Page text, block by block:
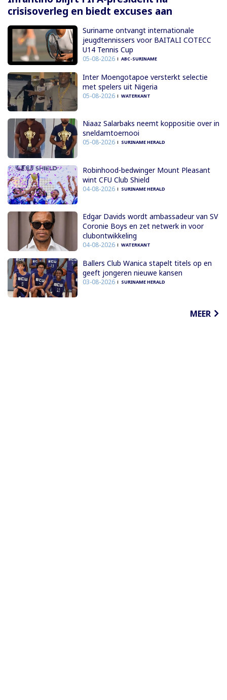
crisisoverleg en biedt excuses aan
Suriname ontvangt internationale
jeugdtennissers voor BAITALI COTECC
U14 Tennis Cup
05-08-2026 ABC-SURINAME
Inter Moengotapoe versterkt selectie
met spelers uit Nigeria
05-08-2026 WATERKANT
Niaaz Salarbaks neemt koppositie over in
sneldamtoernooi
05-08-2026 SURINAME HERALD
Robinhood-bedwinger Mount Pleasant
wint CFU Club Shield
04-08-2026 SURINAME HERALD
Edgar Davids wordt ambassadeur van SV
Coronie Boys en zet netwerk in voor
clubontwikkeling
04-08-2026 WATERKANT
Ballers Club Wanica stapelt titels op en
geeft jongeren nieuwe kansen
03-08-2026 SURINAME HERALD
MEER